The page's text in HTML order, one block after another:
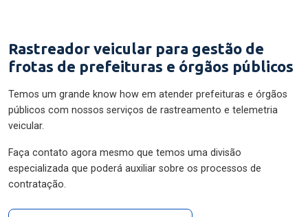
Rastreador veicular para gestão de
frotas de prefeituras e órgãos públicos
Temos um grande know how em atender prefeituras e órgãos
públicos com nossos serviços de rastreamento e telemetria
veicular.
Faça contato agora mesmo que temos uma divisão
especializada que poderá auxiliar sobre os processos de
contratação.